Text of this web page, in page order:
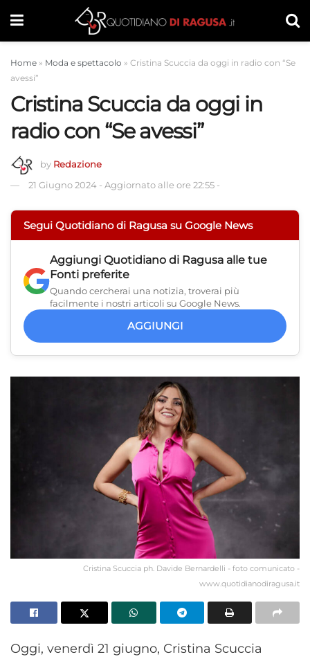
Home » Moda e spettacolo » Cristina Scuccia da oggi in radio con “Se
avessi”
Cristina Scuccia da oggi in
radio con “Se avessi”
by Redazione
21 Giugno 2024 - Aggiornato alle ore 22:55 -
Segui Quotidiano di Ragusa su Google News
Aggiungi Quotidiano di Ragusa alle tue
Fonti preferite
Quando cercherai una notizia, troverai più
facilmente i nostri articoli su Google News.
AGGIUNGI
Cristina Scuccia ph. Davide Bernardelli - foto comunicato -
www.quotidianodiragusa.it
Oggi, venerdì 21 giugno, Cristina Scuccia